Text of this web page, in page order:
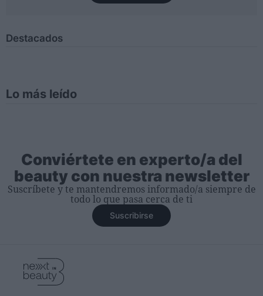
Destacados
Lo más leído
Conviértete en experto/a del
beauty con nuestra newsletter
Suscríbete y te mantendremos informado/a siempre de
todo lo que pasa cerca de ti
Suscribirse